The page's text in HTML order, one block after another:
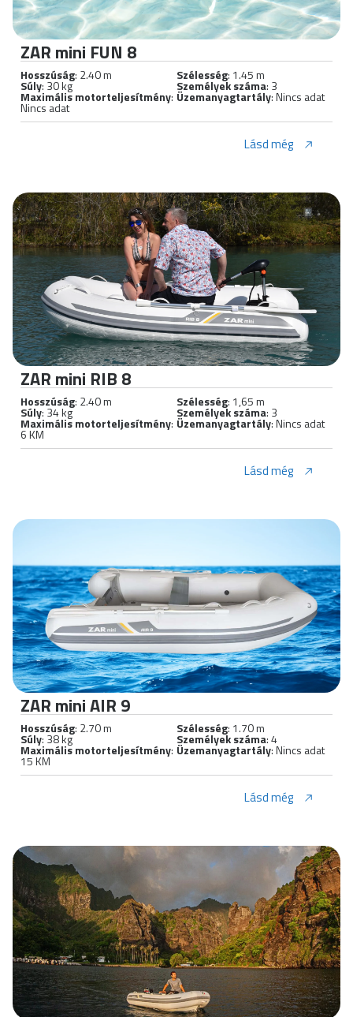
ZAR mini FUN 8
Hosszúság: 2.40 m Szélesség: 1.45 m
Súly: 30 kg Személyek száma: 3
Maximális motorteljesítmény:
Nincs adat
Üzemanyagtartály: Nincs adat
Lásd még
ZAR mini RIB 8
Hosszúság: 2.40 m Szélesség: 1,65 m
Súly: 34 kg Személyek száma: 3
Maximális motorteljesítmény:
6 KM
Üzemanyagtartály: Nincs adat
Lásd még
ZAR mini AIR 9
Hosszúság: 2.70 m Szélesség: 1.70 m
Súly: 38 kg Személyek száma: 4
Maximális motorteljesítmény:
15 KM
Üzemanyagtartály: Nincs adat
Lásd még